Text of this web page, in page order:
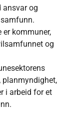
ansvar og
er kommuner,
og
planmyndighet,
i arbeid for et